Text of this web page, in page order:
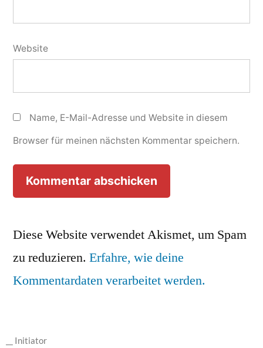
Website
Name, E-Mail-Adresse und Website in diesem
Browser für meinen nächsten Kommentar speichern.
Diese Website verwendet Akismet, um Spam
zu reduzieren. Erfahre, wie deine
Kommentardaten verarbeitet werden.
__ Initiator